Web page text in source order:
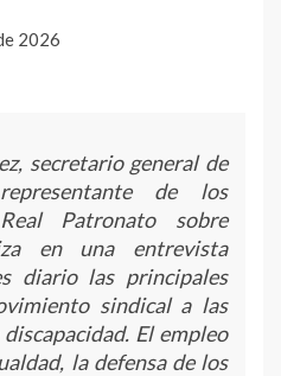
2026
secretario general de
de los
Patronato sobre
en una entrevista
diariolas principales
sindical a las
El empleo
la defensa de los